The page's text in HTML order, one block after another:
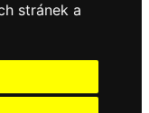
stránek a